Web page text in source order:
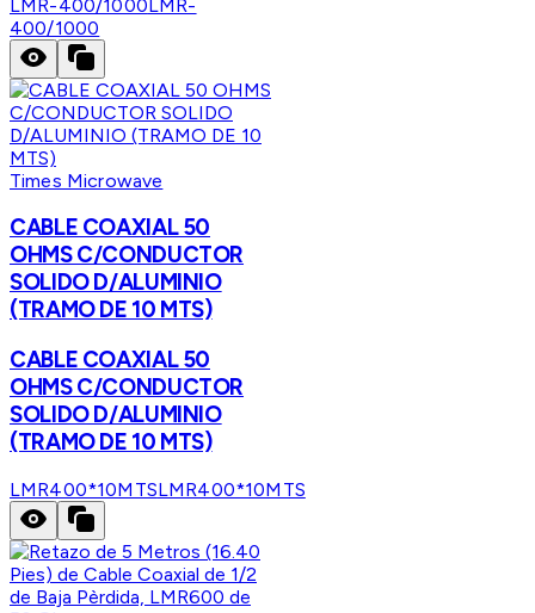
LMR-400/1000 LMR-
400/1000
Times Microwave
CABLE COAXIAL 50
OHMS C/CONDUCTOR
SOLIDO D/ALUMINIO
(TRAMO DE 10 MTS)
CABLE COAXIAL 50
OHMS C/CONDUCTOR
SOLIDO D/ALUMINIO
(TRAMO DE 10 MTS)
LMR400*10MTSLMR400*10MTS